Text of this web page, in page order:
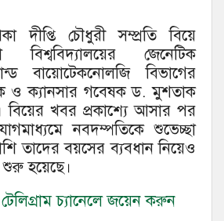
দীপ্তি চৌধুরী সম্প্রতি বিয়ে
জেনেটিক
বায়োটেকনোলজি বিভাগের
ও ক্যানসার গবেষক ড. মুশতাক
খবর প্রকাশ্যে আসার পর
নবদম্পতিকে শুভেচ্ছা
তাদের বয়সের ব্যবধান নিয়েও
হয়েছে।
চ্যানেলে জয়েন করুন